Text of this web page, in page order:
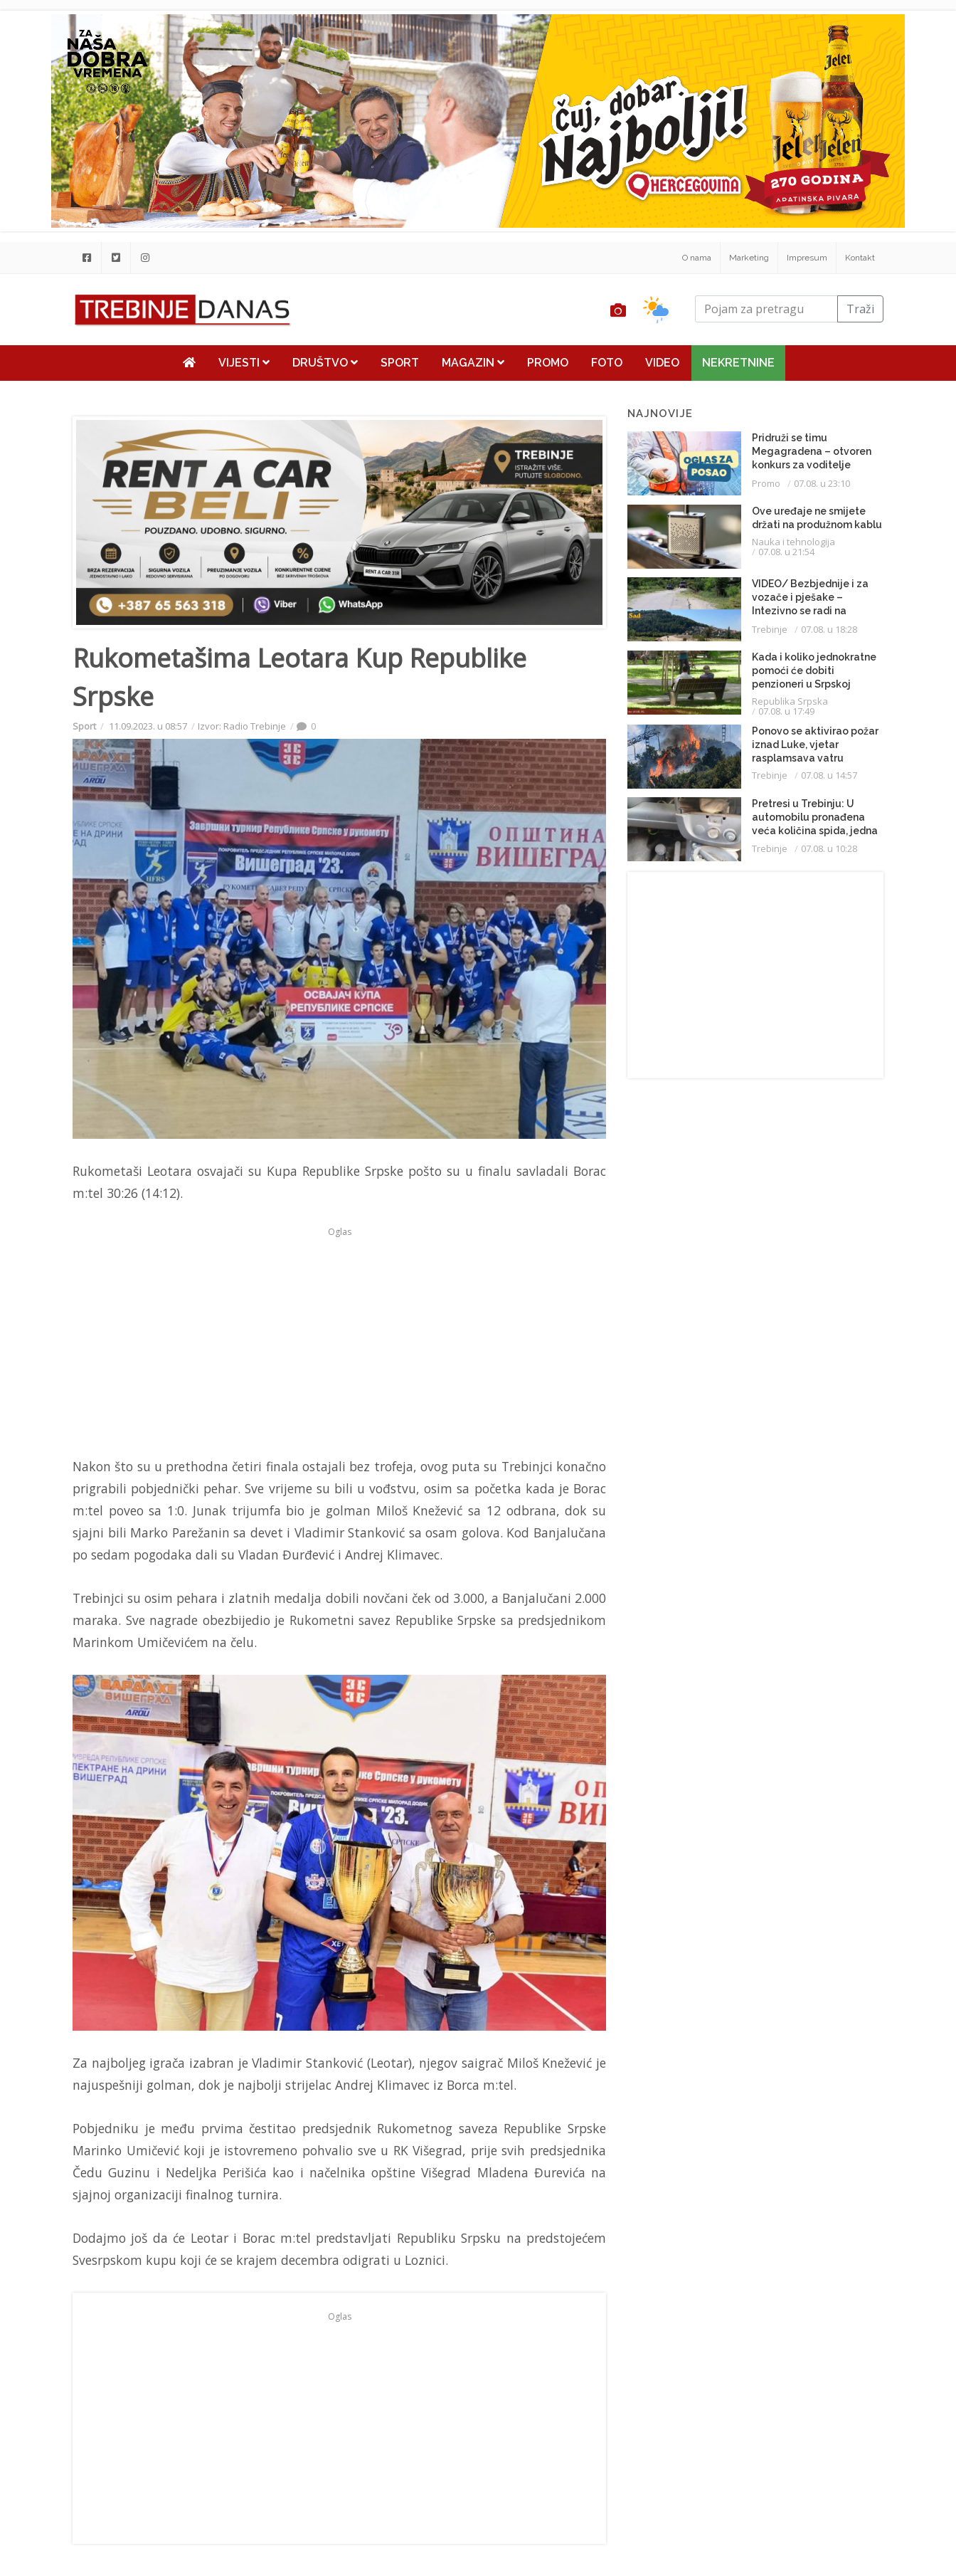
O nama Marketing Impresum Kontakt
Traži
VIJESTI DRUŠTVO SPORT MAGAZIN PROMO FOTO VIDEO NEKRETNINE
Rukometašima Leotara Kup Republike
Srpske
Sport 11.09.2023. u 08:57 Izvor: Radio Trebinje 0
Rukometaši Leotara osvajači su Kupa Republike Srpske pošto su u finalu savladali Borac
m:tel 30:26 (14:12).
Oglas
Nakon što su u prethodna četiri finala ostajali bez trofeja, ovog puta su Trebinjci konačno
prigrabili pobjednički pehar. Sve vrijeme su bili u vođstvu, osim sa početka kada je Borac
m:tel poveo sa 1:0. Junak trijumfa bio je golman Miloš Knežević sa 12 odbrana, dok su
sjajni bili Marko Parežanin sa devet i Vladimir Stanković sa osam golova. Kod Banjalučana
po sedam pogodaka dali su Vladan Đurđević i Andrej Klimavec.
Trebinjci su osim pehara i zlatnih medalja dobili novčani ček od 3.000, a Banjalučani 2.000
maraka. Sve nagrade obezbijedio je Rukometni savez Republike Srpske sa predsjednikom
Marinkom Umičevićem na čelu.
Za najboljeg igrača izabran je Vladimir Stanković (Leotar), njegov saigrač Miloš Knežević je
najuspešniji golman, dok je najbolji strijelac Andrej Klimavec iz Borca m:tel.
Pobjedniku je među prvima čestitao predsjednik Rukometnog saveza Republike Srpske
Marinko Umičević koji je istovremeno pohvalio sve u RK Višegrad, prije svih predsjednika
Čedu Guzinu i Nedeljka Perišića kao i načelnika opštine Višegrad Mladena Đurevića na
sjajnoj organizaciji finalnog turnira.
Dodajmo još da će Leotar i Borac m:tel predstavljati Republiku Srpsku na predstojećem
Svesrpskom kupu koji će se krajem decembra odigrati u Loznici.
Oglas
NAJNOVIJE
Pridruži se timu
Megagradena – otvoren
konkurs za voditelje
gradilišta
Promo 07.08. u 23:10
Ove uređaje ne smijete
držati na produžnom kablu
Nauka i tehnologija
07.08. u 21:54
VIDEO/ Bezbjednije i za
vozače i pješake –
Intezivno se radi na
proširenju saobraćajnice
Trebinje 07.08. u 18:28
Kada i koliko jednokratne
pomoći će dobiti
penzioneri u Srpskoj
Republika Srpska
07.08. u 17:49
Ponovo se aktivirao požar
iznad Luke, vjetar
rasplamsava vatru
Trebinje 07.08. u 14:57
Pretresi u Trebinju: U
automobilu pronađena
veća količina spida, jedna
osoba uhapšena
Trebinje 07.08. u 10:28